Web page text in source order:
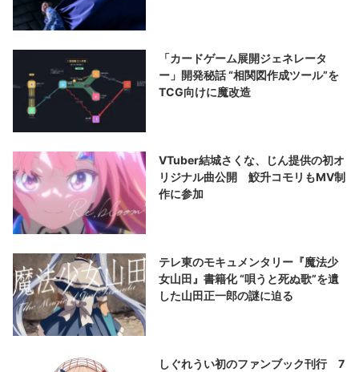
「カードゲーム展開ジェネレータ
ー」開発秘話 “相関図作成ツール”を
TCG向けに魔改造
VTuber結城さくな、じん提供の初オ
リジナル曲公開 鮫升コモリもMV制
作に参加
テレ東のモキュメンタリー『魔法少
女山田』書籍化 “唄うと死ぬ歌”を遺
した山田正一郎の謎に迫る
しぐれうい初のファンブック刊行 7